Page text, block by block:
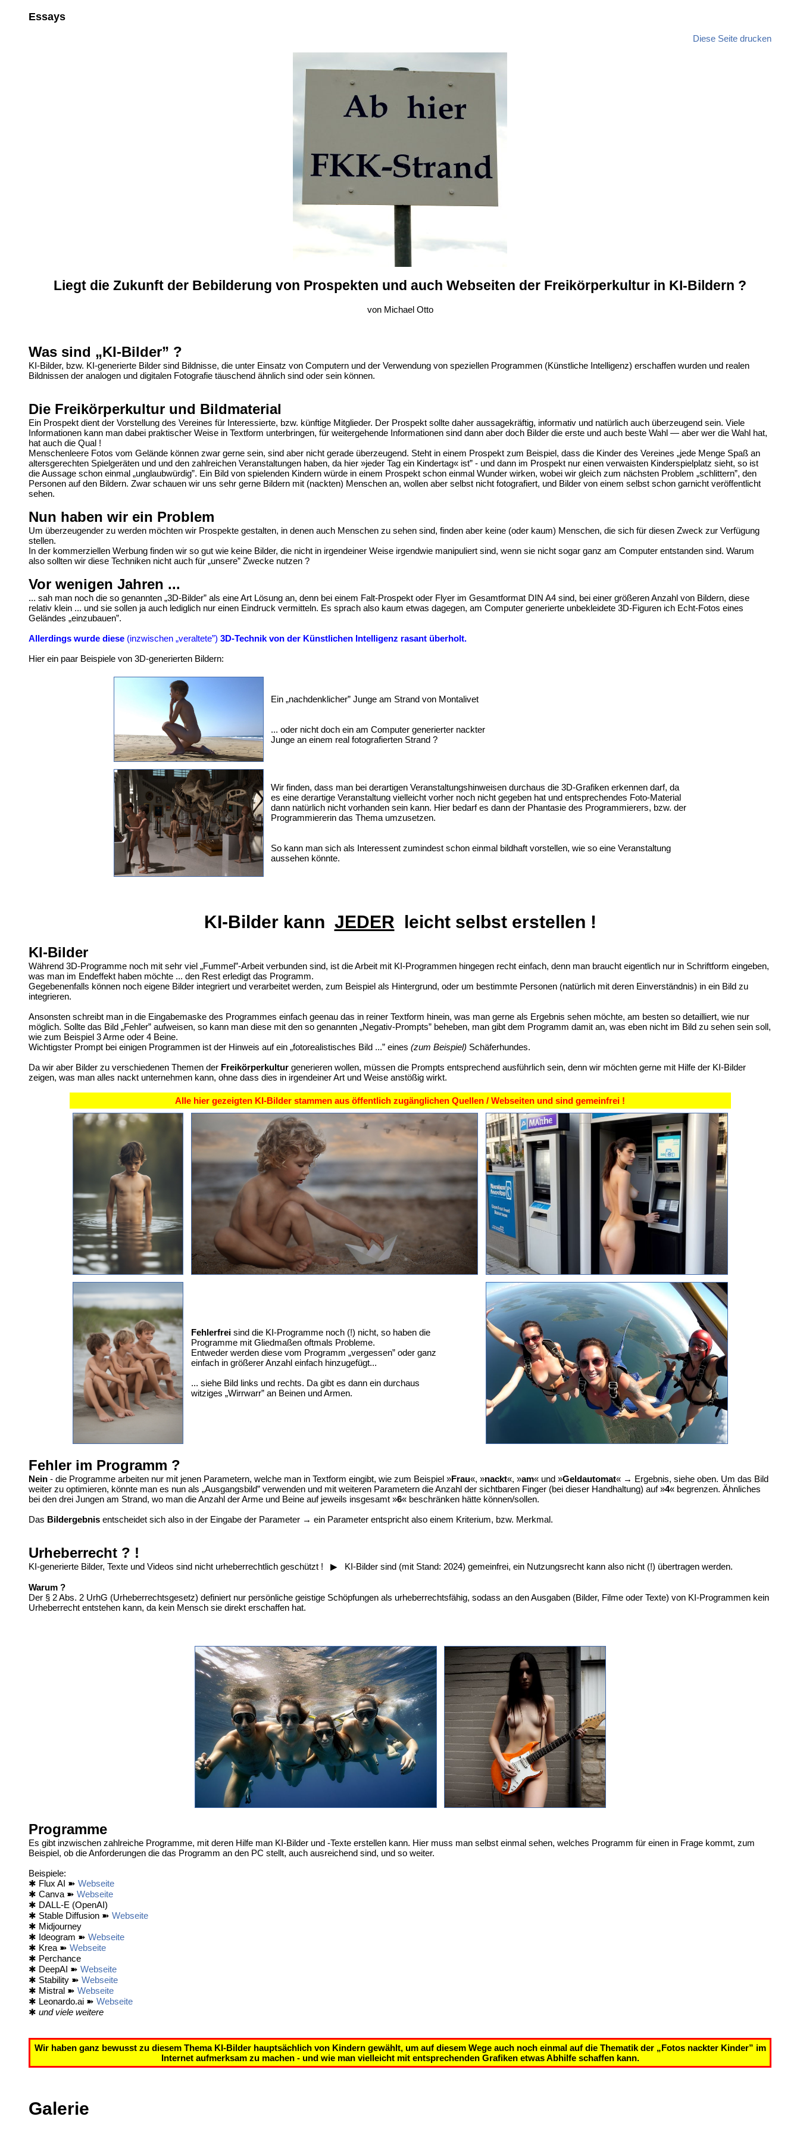
Essays
Diese Seite drucken
Liegt die Zukunft der Bebilderung von Prospekten und auch Webseiten der Freikörperkultur in KI-Bildern ?
von Michael Otto
Was sind „KI-Bilder” ?
KI-Bilder, bzw. KI-generierte Bilder sind Bildnisse, die unter Einsatz von Computern und der Verwendung von speziellen Programmen (Künstliche Intelligenz) erschaffen wurden und realen
Bildnissen der analogen und digitalen Fotografie täuschend ähnlich sind oder sein können.
Die Freikörperkultur und Bildmaterial
Ein Prospekt dient der Vorstellung des Vereines für Interessierte, bzw. künftige Mitglieder. Der Prospekt sollte daher aussagekräftig, informativ und natürlich auch überzeugend sein. Viele
Informationen kann man dabei praktischer Weise in Textform unterbringen, für weitergehende Informationen sind dann aber doch Bilder die erste und auch beste Wahl — aber wer die Wahl hat,
hat auch die Qual !
Menschenleere Fotos vom Gelände können zwar gerne sein, sind aber nicht gerade überzeugend. Steht in einem Prospekt zum Beispiel, dass die Kinder des Vereines „jede Menge Spaß an
altersgerechten Spielgeräten und und den zahlreichen Veranstaltungen haben, da hier »jeder Tag ein Kindertag« ist” - und dann im Prospekt nur einen verwaisten Kinderspielplatz sieht, so ist
die Aussage schon einmal „unglaubwürdig”. Ein Bild von spielenden Kindern würde in einem Prospekt schon einmal Wunder wirken, wobei wir gleich zum nächsten Problem „schlittern”, den
Personen auf den Bildern. Zwar schauen wir uns sehr gerne Bildern mit (nackten) Menschen an, wollen aber selbst nicht fotografiert, und Bilder von einem selbst schon garnicht veröffentlicht
sehen.
Nun haben wir ein Problem
Um überzeugender zu werden möchten wir Prospekte gestalten, in denen auch Menschen zu sehen sind, finden aber keine (oder kaum) Menschen, die sich für diesen Zweck zur Verfügung
stellen.
In der kommerziellen Werbung finden wir so gut wie keine Bilder, die nicht in irgendeiner Weise irgendwie manipuliert sind, wenn sie nicht sogar ganz am Computer entstanden sind. Warum
also sollten wir diese Techniken nicht auch für „unsere” Zwecke nutzen ?
Vor wenigen Jahren ...
... sah man noch die so genannten „3D-Bilder” als eine Art Lösung an, denn bei einem Falt-Prospekt oder Flyer im Gesamtformat DIN A4 sind, bei einer größeren Anzahl von Bildern, diese
relativ klein ... und sie sollen ja auch lediglich nur einen Eindruck vermitteln. Es sprach also kaum etwas dagegen, am Computer generierte unbekleidete 3D-Figuren ich Echt-Fotos eines
Geländes „einzubauen”.
Allerdings wurde diese (inzwischen „veraltete”) 3D-Technik von der Künstlichen Intelligenz rasant überholt.
Hier ein paar Beispiele von 3D-generierten Bildern:
Ein „nachdenklicher” Junge am Strand von Montalivet
... oder nicht doch ein am Computer generierter nackter
Junge an einem real fotografierten Strand ?
Wir finden, dass man bei derartigen Veranstaltungshinweisen durchaus die 3D-Grafiken erkennen darf, da
es eine derartige Veranstaltung vielleicht vorher noch nicht gegeben hat und entsprechendes Foto-Material
dann natürlich nicht vorhanden sein kann. Hier bedarf es dann der Phantasie des Programmierers, bzw. der
Programmiererin das Thema umzusetzen.
So kann man sich als Interessent zumindest schon einmal bildhaft vorstellen, wie so eine Veranstaltung
aussehen könnte.
KI-Bilder kann JEDER leicht selbst erstellen !
KI-Bilder
Während 3D-Programme noch mit sehr viel „Fummel”-Arbeit verbunden sind, ist die Arbeit mit KI-Programmen hingegen recht einfach, denn man braucht eigentlich nur in Schriftform eingeben,
was man im Endeffekt haben möchte ... den Rest erledigt das Programm.
Gegebenenfalls können noch eigene Bilder integriert und verarbeitet werden, zum Beispiel als Hintergrund, oder um bestimmte Personen (natürlich mit deren Einverständnis) in ein Bild zu
integrieren.
Ansonsten schreibt man in die Eingabemaske des Programmes einfach geenau das in reiner Textform hinein, was man gerne als Ergebnis sehen möchte, am besten so detailliert, wie nur
möglich. Sollte das Bild „Fehler” aufweisen, so kann man diese mit den so genannten „Negativ-Prompts” beheben, man gibt dem Programm damit an, was eben nicht im Bild zu sehen sein soll,
wie zum Beispiel 3 Arme oder 4 Beine.
Wichtigster Prompt bei einigen Programmen ist der Hinweis auf ein „fotorealistisches Bild ...” eines (zum Beispiel) Schäferhundes.
Da wir aber Bilder zu verschiedenen Themen der Freikörperkultur generieren wollen, müssen die Prompts entsprechend ausführlich sein, denn wir möchten gerne mit Hilfe der KI-Bilder
zeigen, was man alles nackt unternehmen kann, ohne dass dies in irgendeiner Art und Weise anstößig wirkt.
Alle hier gezeigten KI-Bilder stammen aus öffentlich zugänglichen Quellen / Webseiten und sind gemeinfrei !
Fehlerfreisind die KI-Programme noch (!) nicht, so haben die
Programme mit Gliedmaßen oftmals Probleme.
Entweder werden diese vom Programm „vergessen” oder ganz
einfach in größerer Anzahl einfach hinzugefügt...
... siehe Bild links und rechts. Da gibt es dann ein durchaus
witziges „Wirrwarr” an Beinen und Armen.
Fehler im Programm ?
Nein - die Programme arbeiten nur mit jenen Parametern, welche man in Textform eingibt, wie zum Beispiel »Frau«, »nackt«, »am« und »Geldautomat« → Ergebnis, siehe oben. Um das Bild
weiter zu optimieren, könnte man es nun als „Ausgangsbild” verwenden und mit weiteren Parametern die Anzahl der sichtbaren Finger (bei dieser Handhaltung) auf »4« begrenzen. Ähnliches
bei den drei Jungen am Strand, wo man die Anzahl der Arme und Beine auf jeweils insgesamt »6« beschränken hätte können/sollen.
Das Bildergebnis entscheidet sich also in der Eingabe der Parameter → ein Parameter entspricht also einem Kriterium, bzw. Merkmal.
Urheberrecht ? !
KI-generierte Bilder, Texte und Videos sind nicht urheberrechtlich geschützt ! ▶ KI-Bilder sind (mit Stand: 2024) gemeinfrei, ein Nutzungsrecht kann also nicht (!) übertragen werden.
Warum ?
Der § 2 Abs. 2 UrhG (Urheberrechtsgesetz) definiert nur persönliche geistige Schöpfungen als urheberrechtsfähig, sodass an den Ausgaben (Bilder, Filme oder Texte) von KI-Programmen kein
Urheberrecht entstehen kann, da kein Mensch sie direkt erschaffen hat.
Programme
Es gibt inzwischen zahlreiche Programme, mit deren Hilfe man KI-Bilder und -Texte erstellen kann. Hier muss man selbst einmal sehen, welches Programm für einen in Frage kommt, zum
Beispiel, ob die Anforderungen die das Programm an den PC stellt, auch ausreichend sind, und so weiter.
Beispiele:
✱ Flux AI ➽ Webseite
✱ Canva ➽ Webseite
✱ DALL-E (OpenAI)
✱ Stable Diffusion ➽ Webseite
✱ Midjourney
✱ Ideogram ➽ Webseite
✱ Krea ➽ Webseite
✱ Perchance
✱ DeepAI ➽ Webseite
✱ Stability ➽ Webseite
✱ Mistral ➽ Webseite
✱ Leonardo.ai ➽ Webseite
✱ und viele weitere
Wir haben ganz bewusst zu diesem Thema KI-Bilder hauptsächlich von Kindern gewählt, um auf diesem Wege auch noch einmal auf die Thematik der „Fotos nackter Kinder” im
Internet aufmerksam zu machen - und wie man vielleicht mit entsprechenden Grafiken etwas Abhilfe schaffen kann.
Galerie